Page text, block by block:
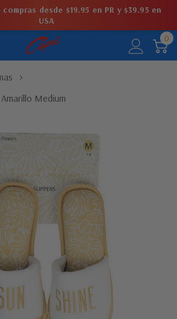
compras desde $19.95 en PR y $39.95 en
USA
0
Medium